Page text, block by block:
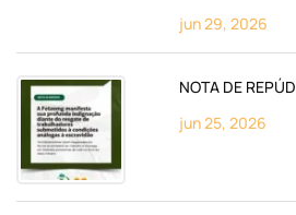
jun 29, 2026
NOTA DE
jun 25, 2026